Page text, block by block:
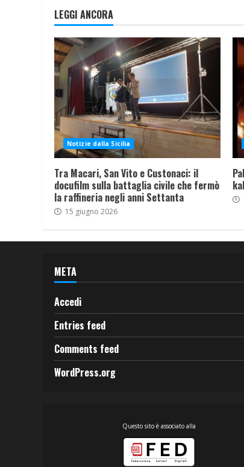
LEGGI ANCORA
Notizie dalla Sicilia
Tra Macari, San Vito e Custonaci: il
docufilm sulla battaglia civile che fermò
la raffineria negli anni Settanta
15 giugno 2026
META
Accedi
Entries feed
Comments feed
WordPress.org
Questo sito è associato alla